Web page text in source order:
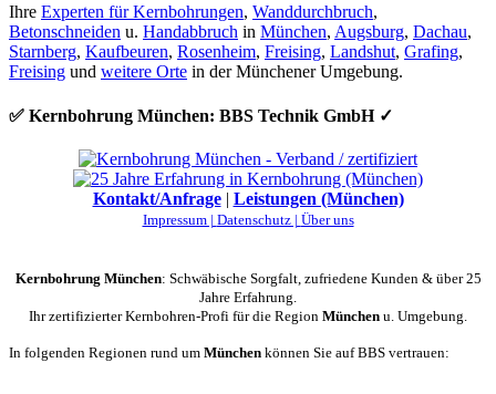
Ihre Experten für Kernbohrungen, Wanddurchbruch,
Betonschneiden u. Handabbruch in München, Augsburg, Dachau,
Starnberg, Kaufbeuren, Rosenheim, Freising, Landshut, Grafing,
Freising und weitere Orte in der Münchener Umgebung.
✅ Kernbohrung München: BBS Technik GmbH ✓
Kontakt/Anfrage| Leistungen (München)
Impressum | Datenschutz | Über uns
Kernbohrung München: Schwäbische Sorgfalt, zufriedene Kunden & über 25
Jahre Erfahrung.
Ihr zertifizierter Kernbohren-Profi für die Region München u. Umgebung.
In folgenden Regionen rund um München können Sie auf BBS vertrauen: